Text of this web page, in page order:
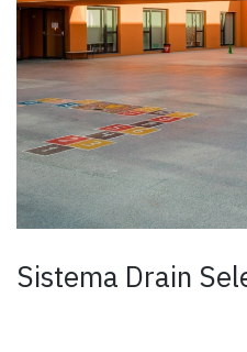
Sistema Drain